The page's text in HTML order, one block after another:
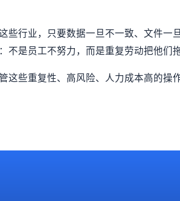
些行业，只要数据一旦不一致、文件一
是员工不努力，而是重复劳动把他们拖
这些重复性、高风险、人力成本高的操